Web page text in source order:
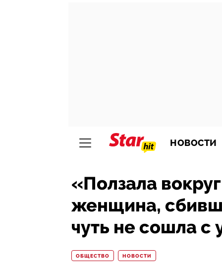
НОВОСТИ
«Ползала
женщина,
чуть не сошла с
ОБЩЕСТВО НОВОСТИ